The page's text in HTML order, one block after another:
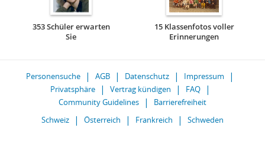
353 Schüler erwarten
Sie
15 Klassenfotos voller
Erinnerungen
Personensuche AGB Datenschutz
Impressum
Privatsphäre
Vertrag kündigen
FAQ
Community Guidelines
Barrierefreiheit
Schweiz
Österreich Frankreich Schweden